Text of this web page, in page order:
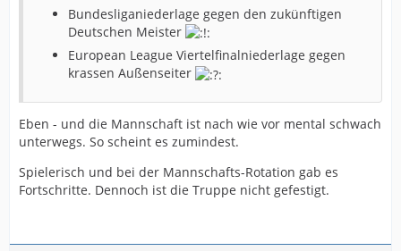
Bundesliganiederlage gegen den zukünftigen
Deutschen Meister
European League Viertelfinalniederlage gegen
krassen Außenseiter
Eben - und die Mannschaft ist nach wie vor mental schwach
unterwegs. So scheint es zumindest.
Spielerisch und bei der Mannschafts-Rotation gab es
Fortschritte. Dennoch ist die Truppe nicht gefestigt.